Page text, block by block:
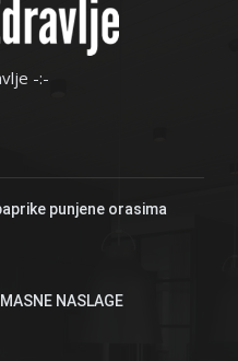
-:-
punjene orasima
NASLAGE